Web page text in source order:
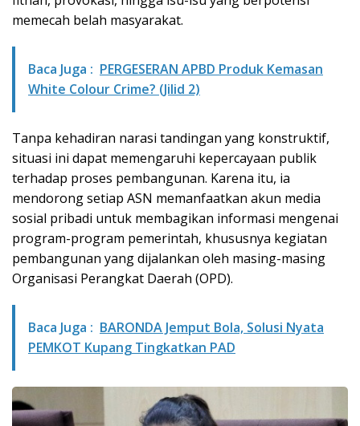
memecah belah masyarakat.
Baca Juga : PERGESERAN APBD Produk Kemasan
White Colour Crime? (Jilid 2)
Tanpa kehadiran narasi tandingan yang konstruktif,
situasi ini dapat memengaruhi kepercayaan publik
terhadap proses pembangunan. Karena itu, ia
mendorong setiap ASN memanfaatkan akun media
sosial pribadi untuk membagikan informasi mengenai
program-program pemerintah, khususnya kegiatan
pembangunan yang dijalankan oleh masing-masing
Organisasi Perangkat Daerah (OPD).
Baca Juga : BARONDA Jemput Bola, Solusi Nyata
PEMKOT Kupang Tingkatkan PAD